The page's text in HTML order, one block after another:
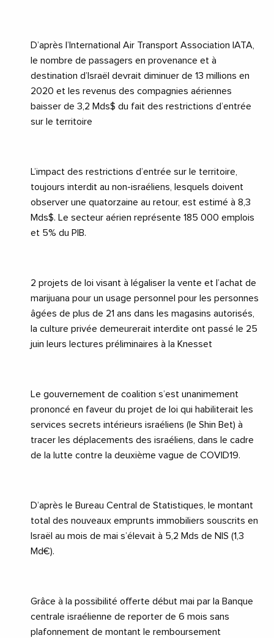
D’après l’International Air Transport Association IATA,
le nombre de passagers en provenance et à
destination d’Israël devrait diminuer de 13 millions en
2020 et les revenus des compagnies aériennes
baisser de 3,2 Mds$ du fait des restrictions d’entrée
sur le territoire
L’impact des restrictions d’entrée sur le territoire,
toujours interdit au non-israéliens, lesquels doivent
observer une quatorzaine au retour, est estimé à 8,3
Mds$. Le secteur aérien représente 185 000 emplois
et 5% du PIB.
2 projets de loi visant à légaliser la vente et l’achat de
marijuana pour un usage personnel pour les personnes
âgées de plus de 21 ans dans les magasins autorisés,
la culture privée demeurerait interdite ont passé le 25
juin leurs lectures préliminaires à la Knesset
Le gouvernement de coalition s’est unanimement
prononcé en faveur du projet de loi qui habiliterait les
services secrets intérieurs israéliens (le Shin Bet) à
tracer les déplacements des israéliens, dans le cadre
de la lutte contre la deuxième vague de COVID19.
D’après le Bureau Central de Statistiques, le montant
total des nouveaux emprunts immobiliers souscrits en
Israël au mois de mai s’élevait à 5,2 Mds de NIS (1,3
Md€).
Grâce à la possibilité offerte début mai par la Banque
centrale israélienne de reporter de 6 mois sans
plafonnement de montant le remboursement